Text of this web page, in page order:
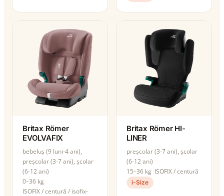
Britax Römer
EVOLVAFIX
bebeluș (9 luni-4 ani),
preșcolar (3-7 ani), școlar
(6-12 ani)
0–36 kg
ISOFIX / centură / isofix-
Britax Römer HI-
LINER
preșcolar (3-7 ani), școlar
(6-12 ani)
15–36 kg ISOFIX / centură
i-Size